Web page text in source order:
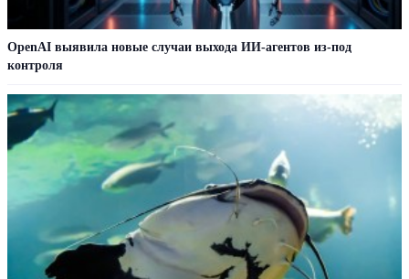
OpenAI выявила новые случаи выхода ИИ-агентов из-под
контроля